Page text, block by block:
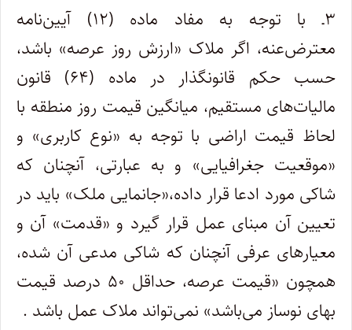
۳ـ با توجه به مفاد ماده (۱۲) آیین‌نامه
معترض‌عنه، اگر ملاک «ارزش روز عرصه» باشد،
حسب حکم قانونگذار در ماده (۶۴) قانون
مالیات‌های مستقیم، میانگین قیمت روز منطقه با
لحاظ قیمت اراضی با توجه به «نوع کاربری» و
«موقعیت جغرافیایی» و به عبارتی، آنچنان که
شاکی مورد ادعا قرار داده،«جانمایی ملک» باید در
تعیین آن مبنای عمل قرار گیرد و «قدمت» آن و
معیارهای عرفی آنچنان که شاکی مدعی آن شده،
همچون «قیمت عرصه، حداقل ۵۰ درصد قیمت
بهای نوساز می‌باشد» نمی‌تواند ملاک عمل باشد .